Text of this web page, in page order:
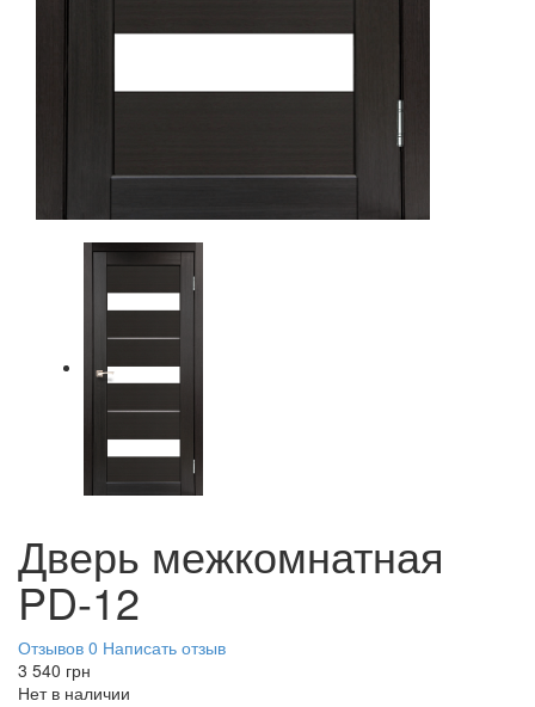
Дверь межкомнатная
PD-12
Отзывов 0 Написать отзыв
3 540 грн
Нет в наличии